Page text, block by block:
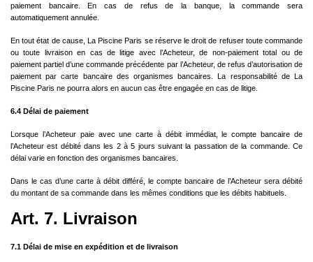
paiement bancaire. En cas de refus de la banque, la commande sera
automatiquement annulée.
En tout état de cause, La Piscine Paris se réserve le droit de refuser toute commande
ou toute livraison en cas de litige avec l’Acheteur, de non-paiement total ou de
paiement partiel d’une commande précédente par l’Acheteur, de refus d’autorisation de
paiement par carte bancaire des organismes bancaires. La responsabilité de La
Piscine Paris ne pourra alors en aucun cas être engagée en cas de litige.
6.4 Délai de paiement
Lorsque l’Acheteur paie avec une carte à débit immédiat, le compte bancaire de
l’Acheteur est débité dans les 2 à 5 jours suivant la passation de la commande. Ce
délai varie en fonction des organismes bancaires.
Dans le cas d’une carte à débit différé, le compte bancaire de l’Acheteur sera débité
du montant de sa commande dans les mêmes conditions que les débits habituels.
Art. 7. Livraison
7.1 Délai de mise en expédition et de livraison